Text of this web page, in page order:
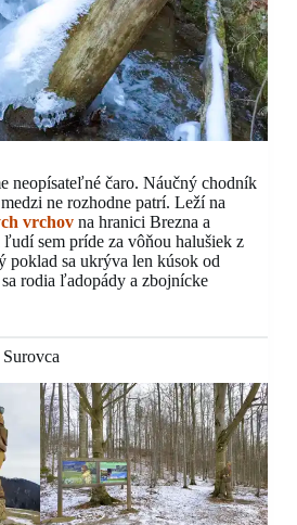
neopísateľné čaro. Náučný chodník
medzi ne rozhodne patrí. Leží na
vrchov na hranici Brezna a
sem príde za vôňou halušiek z
poklad sa ukrýva len kúsok od
rodia ľadopády a zbojnícke